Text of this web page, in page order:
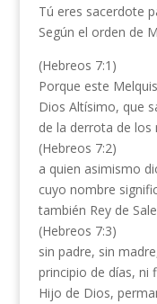
Tú eres sacerdote
Según el orden de
(Hebreos 7:1)
Porque este
Dios Altísimo, que
de la derrota de los
(Hebreos 7:2)
a quien asimismo
cuyo nombre
también Rey de
(Hebreos 7:3)
sin padre, sin
principio de días, ni
Hijo de Dios,